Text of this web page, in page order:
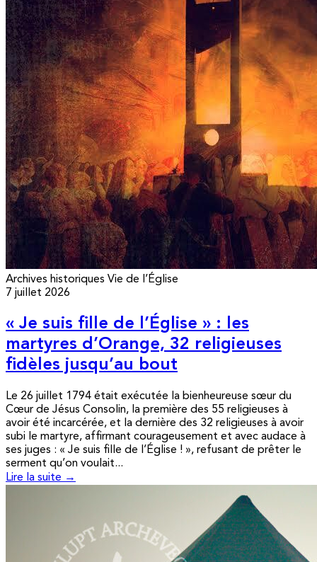
Archives historiques Vie de l’Église
7 juillet 2026
« Je suis fille de l’Église » : les
martyres d’Orange, 32 religieuses
fidèles jusqu’au bout
Le 26 juillet 1794 était exécutée la bienheureuse sœur du
Cœur de Jésus Consolin, la première des 55 religieuses à
avoir été incarcérée, et la dernière des 32 religieuses à avoir
subi le martyre, affirmant courageusement et avec audace à
ses juges : « Je suis fille de l’Église ! », refusant de prêter le
serment qu’on voulait...
Lire la suite →